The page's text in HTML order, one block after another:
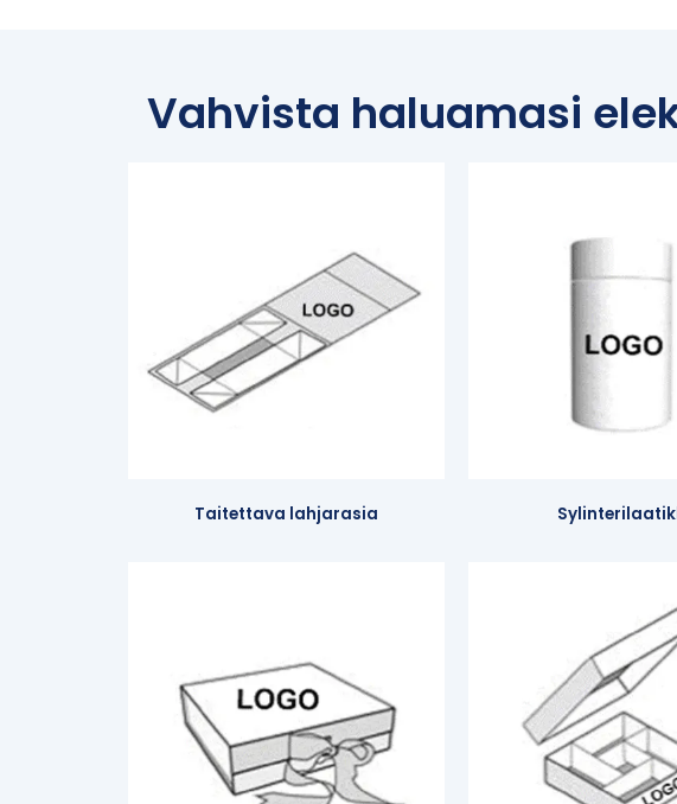
Vahvista haluamasi
Taitettava lahjarasia